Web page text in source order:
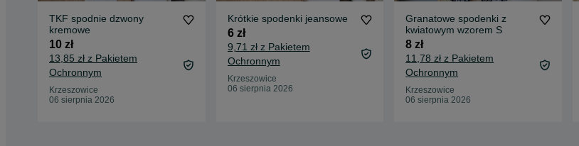
TKF spodnie dzwony
kremowe
10 zł
13,85 zł z Pakietem
Ochronnym
Krzeszowice
06 sierpnia 2026
Krótkie spodenki jeansowe
6 zł
9,71 zł z Pakietem
Ochronnym
Krzeszowice
06 sierpnia 2026
Granatowe spodenki z
kwiatowym wzorem S
8 zł
11,78 zł z Pakietem
Ochronnym
Krzeszowice
06 sierpnia 2026